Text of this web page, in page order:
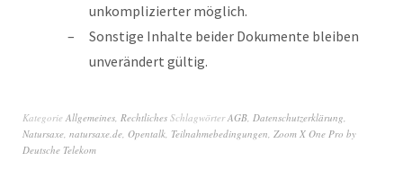
unkomplizierter möglich.
Sonstige Inhalte beider Dokumente bleiben
unverändert gültig.
Kategorie Allgemeines Rechtliches SchlagwörterAGB Datenschutzerklärung
Natursaxe natursaxe.de Opentalk Teilnahmebedingungen Zoom X One Pro by
Deutsche Telekom